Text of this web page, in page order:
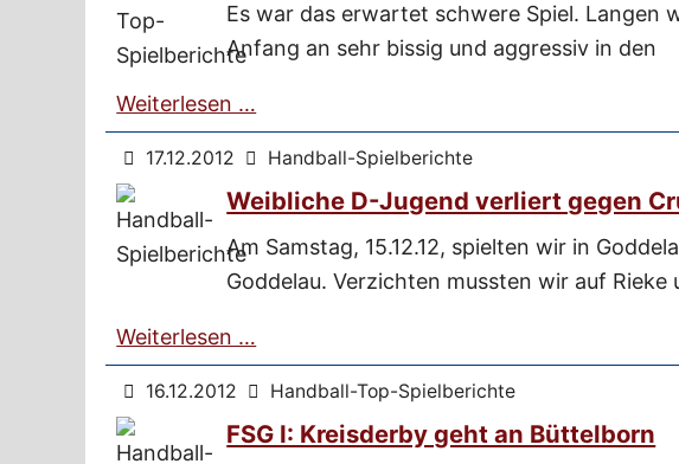
Es war das erwartet schwere Spiel. Langen
Anfang an sehr bissig und aggressiv in den
Weiterlesen …
17.12.2012 Handball-Spielberichte
Weibliche D-Jugend verliert gegen
Am Samstag, 15.12.12, spielten wir in
Goddelau. Verzichten mussten wir auf Rieke
Weiterlesen …
16.12.2012 Handball-Top-Spielberichte
FSG I: Kreisderby geht an Büttelborn